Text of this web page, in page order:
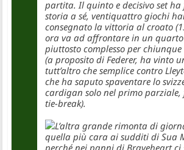
partita. Il quinto e decisivo set
storia a sé, ventiquattro giochi
consegnato la vittoria al croato
ora va ad affrontare in un
piuttosto complesso per chiunque
(a proposito di Federer, ha vinto
tutt’altro che semplice contro
che ha saputo spaventare lo
cardigan solo nel primo
tie-break).
L’altra grande rimonta di
quella più cara ai sudditi di Sua
perché nei panni di Braveheart ci